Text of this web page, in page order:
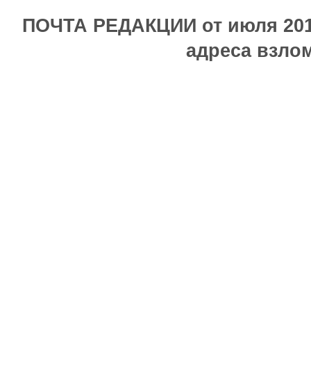
ПОЧТА РЕДАКЦИИ от июля
адреса